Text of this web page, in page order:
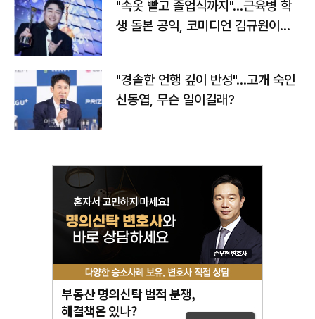
"속옷 빨고 졸업식까지"…근육병 학
생 돌본 공익, 코미디언 김규원이었
"경솔한 언행 깊이 반성"…고개 숙인
신동엽, 무슨 일이길래?